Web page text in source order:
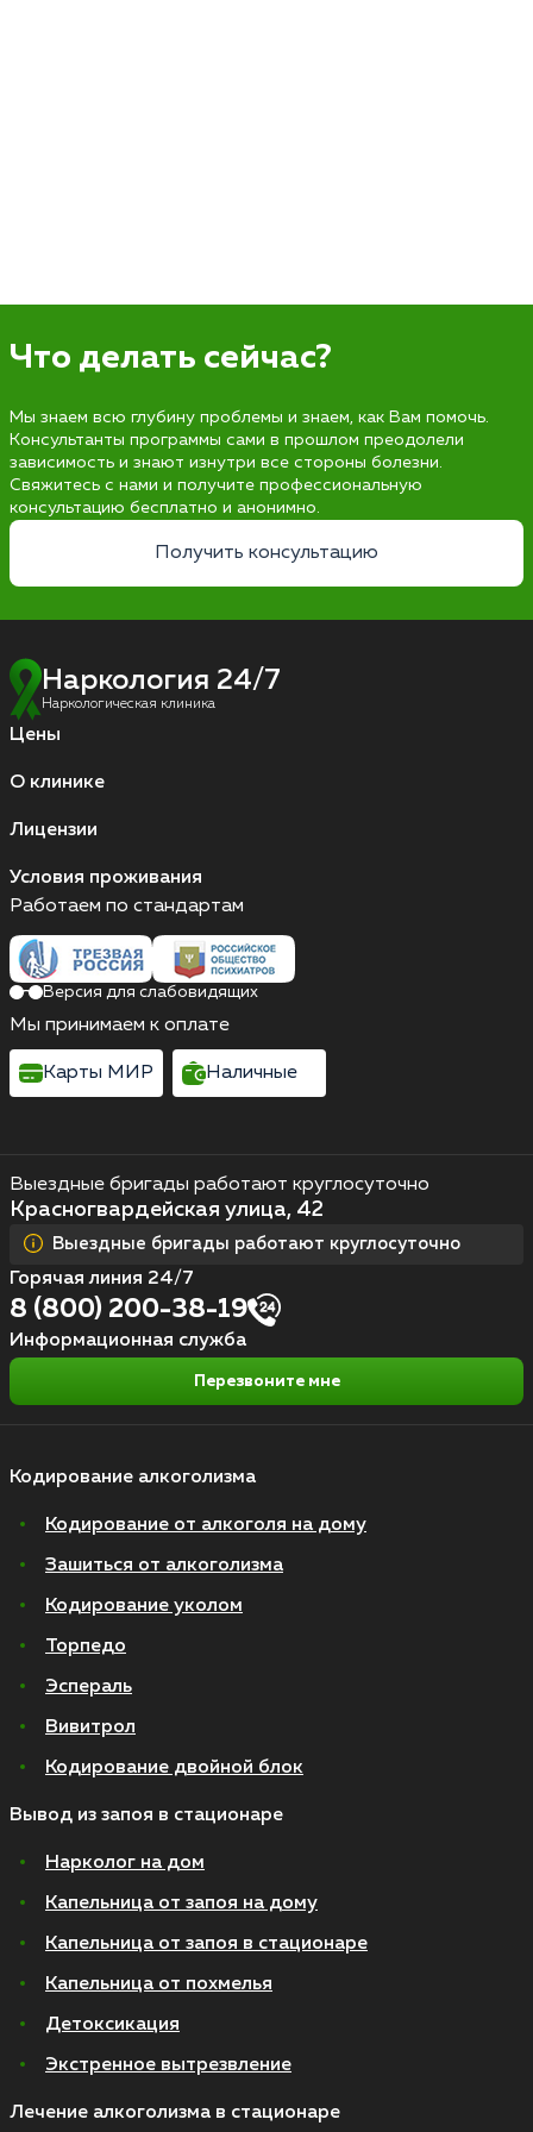
Что делать сейчас?
Мы знаем всю глубину проблемы и знаем, как Вам помочь.
Консультанты программы сами в прошлом преодолели
зависимость и знают изнутри все стороны болезни.
Свяжитесь с нами и получите профессиональную
консультацию бесплатно и анонимно.
Получить консультацию
Наркология 24/7
Наркологическая клиника
Цены
О клинике
Лицензии
Условия проживания
Кодирование алкоголизма
Кодирование от алкоголя на дому
Зашиться от алкоголизма
Кодирование уколом
Торпедо
Эспераль
Вивитрол
Кодирование двойной блок
Вывод из запоя в стационаре
Нарколог на дом
Капельница от запоя на дому
Капельница от запоя в стационаре
Капельница от похмелья
Детоксикация
Экстренное вытрезвление
Лечение алкоголизма в стационаре
Выездные бригады работают круглосуточно
Красногвардейская улица, 42
Выездные бригады работают круглосуточно
Горячая линия 24/7
8 (800) 200-38-19
Информационная служба
Перезвоните мне
Работаем по стандартам
Версия для слабовидящих
Мы принимаем к оплате
Карты МИР Наличные